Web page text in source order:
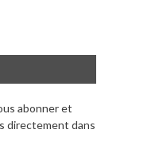
abonner et
directement dans